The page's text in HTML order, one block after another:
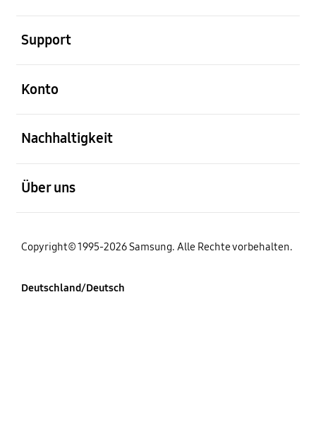
Support
Konto
Nachhaltigkeit
Über uns
Copyright© 1995-2026 Samsung. Alle Rechte vorbehalten.
Deutschland/Deutsch